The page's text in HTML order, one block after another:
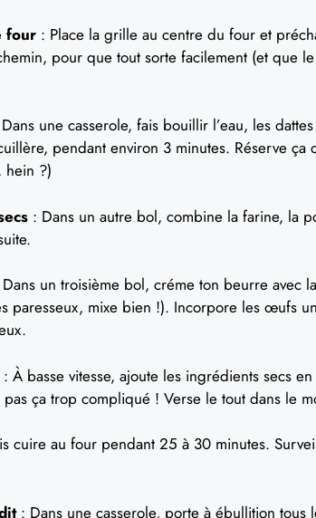
four : Place la grille au centre du four et
pour que tout sorte facilement (et que
une casserole, fais bouillir l’eau, les
pendant environ 3 minutes. Réserve ça
?)
: Dans un autre bol, combine la farine, la
un troisième bol, créme ton beurre avec
paresseux, mixe bien !). Incorpore les œufs
: À basse vitesse, ajoute les ingrédients secs
ça trop compliqué ! Verse le tout dans le
cuire au four pendant 25 à 30 minutes.
: Dans une casserole, porte à ébullition tous